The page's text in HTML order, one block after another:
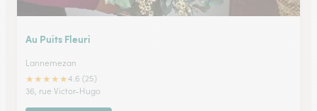
Au Puits Fleuri
Lannemezan
★★★★★4.6 (25)
36, rue Victor-Hugo